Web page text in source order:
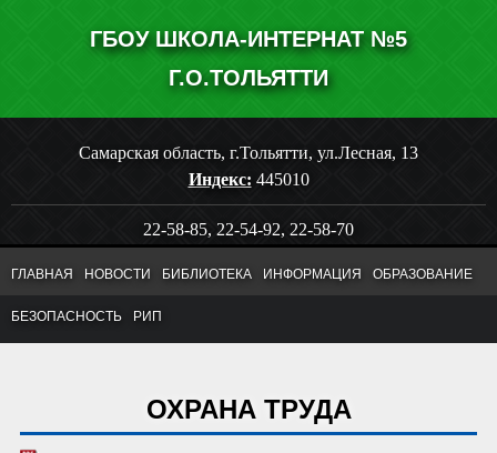
ГБОУ ШКОЛА-ИНТЕРНАТ №5
Г.О.ТОЛЬЯТТИ
Самарская область, г.Тольятти, ул.Лесная, 13
Индекс: 445010
22-58-85, 22-54-92, 22-58-70
Написать нам
ГЛАВНАЯ НОВОСТИ БИБЛИОТЕКА ИНФОРМАЦИЯ ОБРАЗОВАНИЕ
БЕЗОПАСНОСТЬ РИП
ОХРАНА ТРУДА